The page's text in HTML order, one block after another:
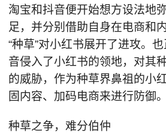
淘宝和抖音便开始想方设法地
足，并分别借助自身在电商和
“种草”对小红书展开了进攻。
音侵入了小红书的领地，对其
的威胁，作为种草界鼻祖的小
固内容、加码电商来进行防御。
种草之争，难分伯仲